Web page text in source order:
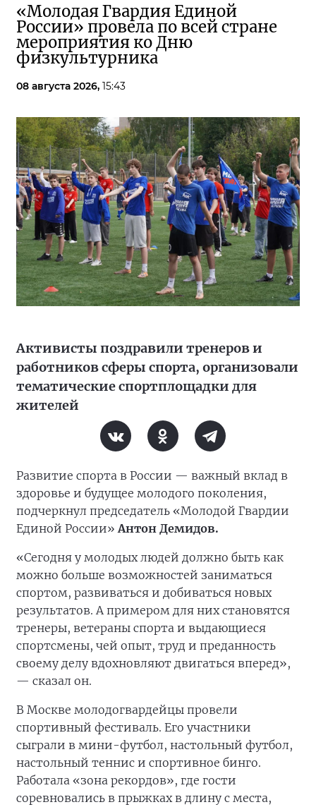
«Молодая Гвардия Единой
России» провела по всей стране
мероприятия ко Дню
физкультурника
08 августа 2026, 15:43
Активисты поздравили тренеров и
работников сферы спорта, организовали
тематические спортплощадки для
жителей
Развитие спорта в России — важный вклад в
здоровье и будущее молодого поколения,
подчеркнул председатель «Молодой Гвардии
Единой России» Антон Демидов.
«Сегодня у молодых людей должно быть как
можно больше возможностей заниматься
спортом, развиваться и добиваться новых
результатов. А примером для них становятся
тренеры, ветераны спорта и выдающиеся
спортсмены, чей опыт, труд и преданность
своему делу вдохновляют двигаться вперед»,
— сказал он.
В Москве молодогвардейцы провели
спортивный фестиваль. Его участники
сыграли в мини-футбол, настольный футбол,
настольный теннис и спортивное бинго.
Работала «зона рекордов», где гости
соревновались в прыжках в длину с места,